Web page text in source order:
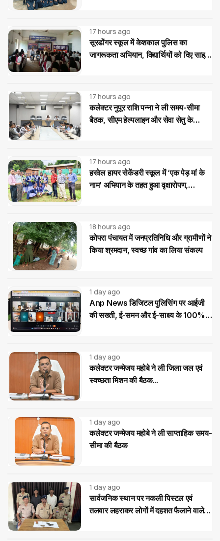
17 hours ago
सूरडोंगर स्कूल में केशकाल पुलिस का
जागरूकता अभियान, विद्यार्थियों को दिए साइबर
17 hours ago
कलेक्टर नुपूर राशि पन्ना ने ली समय-सीमा
बैठक, सीएम हेल्पलाइन और सेवा सेतु के
17 hours ago
हरवेल हायर सेकेंडरी स्कूल में ‘एक पेड़ मां के
नाम’ अभियान के तहत हुआ वृक्षारोपण,
18 hours ago
कोपरा पंचायत में जनप्रतिनिधि और ग्रामीणों ने
किया श्रमदान, स्वच्छ गांव का लिया संकल्प
1 day ago
Anp News डिजिटल पुलिसिंग पर आईजी
की सख्ती, ई-समन और ई-साक्ष्य के 100%
1 day ago
कलेक्टर जन्मेजय महोबे ने ली जिला जल एवं
स्वच्छता मिशन की बैठक...
1 day ago
कलेक्टर जन्मेजय महोबे ने ली साप्ताहिक समय-
सीमा की बैठक
1 day ago
सार्वजनिक स्थान पर नकली पिस्टल एवं
तलवार लहराकर लोगों में दहशत फैलाने वाले